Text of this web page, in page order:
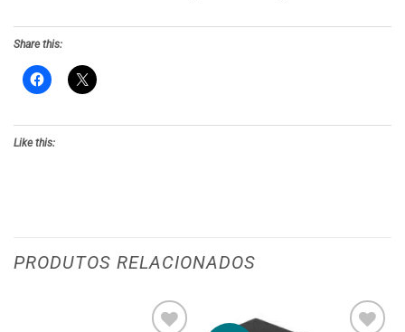
Share this:
Like this:
PRODUTOS RELACIONADOS